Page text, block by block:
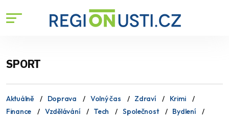
SPORT
Aktuálně Doprava Volný čas Zdraví
Krimi
Finance
Vzdělávání Tech Společnost
Bydlení